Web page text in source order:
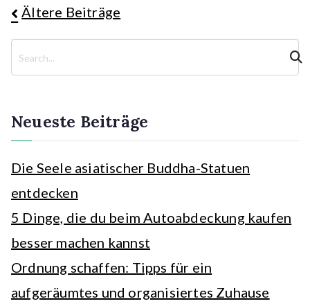
Beitragsnavigation
Ältere Beiträge
c
n
Neueste Beiträge
Die Seele asiatischer Buddha-Statuen
entdecken
5 Dinge, die du beim Autoabdeckung kaufen
besser machen kannst
Ordnung schaffen: Tipps für ein
aufgeräumtes und organisiertes Zuhause